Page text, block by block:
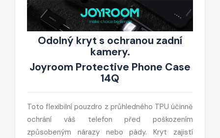
Odolný kryt s ochranou zadní
kamery.
Joyroom Protective Phone Case
14Q
Toto flexibilní pouzdro z průhledného TPU účinně
ochrání váš telefon před poškozením
způsobeným nárazy nebo pády. Kryt zajistí